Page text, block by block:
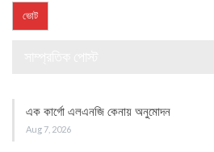
এক কার্গো এলএনজি কেনায় অনুমোদন
Aug 7, 2026